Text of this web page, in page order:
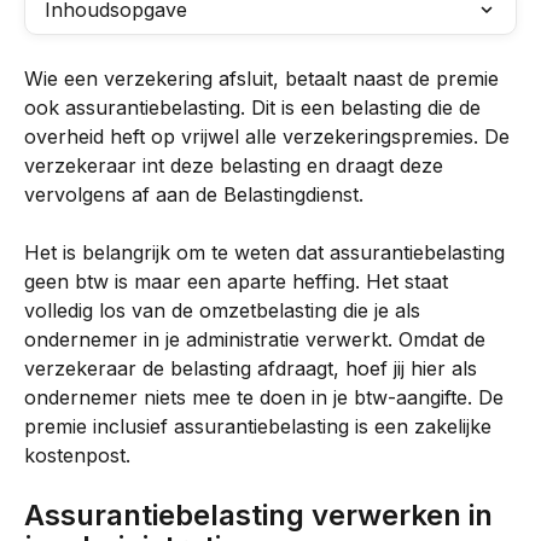
Inhoudsopgave
Wie een verzekering afsluit, betaalt naast de premie
ook assurantiebelasting. Dit is een belasting die de
overheid heft op vrijwel alle verzekeringspremies. De
verzekeraar int deze belasting en draagt deze
vervolgens af aan de Belastingdienst.
Het is belangrijk om te weten dat assurantiebelasting
geen btw is maar een aparte heffing. Het staat
volledig los van de omzetbelasting die je als
ondernemer in je administratie verwerkt. Omdat de
verzekeraar de belasting afdraagt, hoef jij hier als
ondernemer niets mee te doen in je btw-aangifte. De
premie inclusief assurantiebelasting is een zakelijke
kostenpost.
Assurantiebelasting verwerken in